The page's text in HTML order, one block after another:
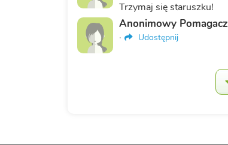
Trzymaj się staruszku!
Anonimowy Pomagacz
· Udostępnij